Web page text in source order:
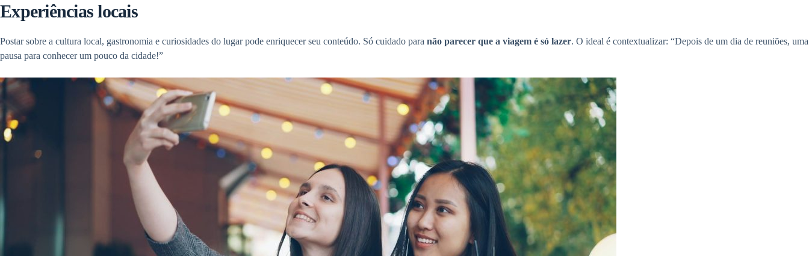
Experiências locais
Postar sobre a cultura local, gastronomia e curiosidades do lugar pode enriquecer seu conteúdo. Só cuidado para não parecer que a viagem é só lazer. O ideal é contextualizar: “Depois de um dia de reuniões, uma
pausa para conhecer um pouco da cidade!”